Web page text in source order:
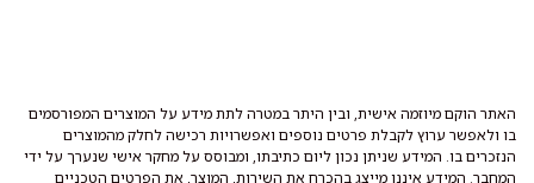
האתר הוקם מיוזמה אישית, ובין היתר במטרה לתת מידע על המוצרים המפורסמים
בו ולאפשר ערוץ לקבלת פרטים נוספים ואפשרויות רכישה לחלק מהמוצרים
הנזכרים בו. המידע שניתן נכון ליום כתיבתו, ומבוסס על מחקר אישי שנערך על ידי
המחבר. המידע איננו מייצג בהכרח את השירות, המוצר, את הפרטים הטכניים